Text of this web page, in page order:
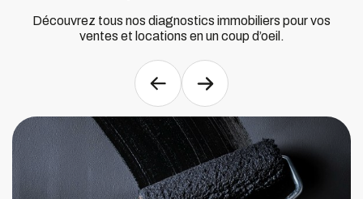
Découvrez tous nos diagnostics immobiliers pour vos
ventes et locations en un coup d’oeil.